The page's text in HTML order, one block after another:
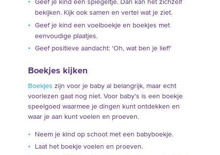
Geef je kind een spiegeltje. Dan kan het zichzelf
bekijken. Kijk ook samen en vertel wat je ziet.
Geef je kind een voelboekje en boekjes met
eenvoudige plaatjes.
Geef positieve aandacht: 'Oh, wat ben je lief!'
Boekjes kijken
Boekjes zijn voor je baby al belangrijk, maar echt
voorlezen gaat nog niet. Voor baby's is een boekje
speelgoed waarmee je dingen kunt ontdekken en
waar je aan kunt voelen en proeven.
Neem je kind op schoot met een babyboekje.
Laat het boekje voelen en proeven.